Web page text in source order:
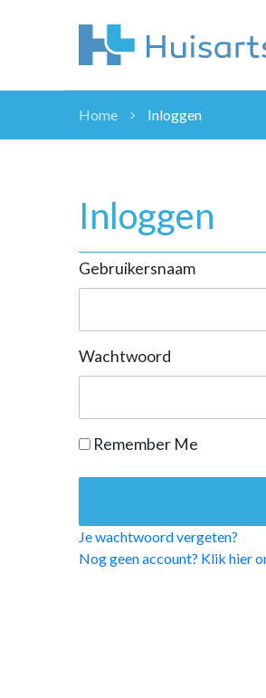
Home Inloggen
Inloggen
Gebruikersnaam
Wachtwoord
Remember Me
Je wachtwoord vergeten?
Nog geen account? Klik hier